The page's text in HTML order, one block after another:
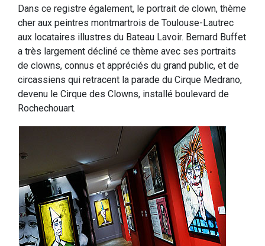
Dans ce registre également, le portrait de clown, thème
cher aux peintres montmartrois de Toulouse-Lautrec
aux locataires illustres du Bateau Lavoir. Bernard Buffet
a très largement décliné ce thème avec ses portraits
de clowns, connus et appréciés du grand public, et de
circassiens qui retracent la parade du Cirque Medrano,
devenu le Cirque des Clowns, installé boulevard de
Rochechouart.